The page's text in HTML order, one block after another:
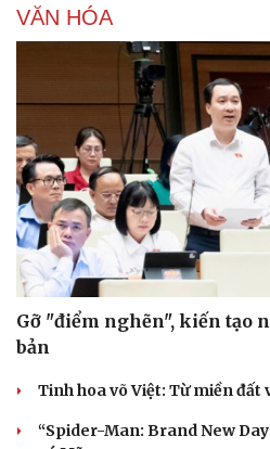
VĂN HÓA
Gỡ "điểm nghẽn", kiến tạo
bản
Tinh hoa võ Việt: Từ miền đất
“Spider-Man: Brand New